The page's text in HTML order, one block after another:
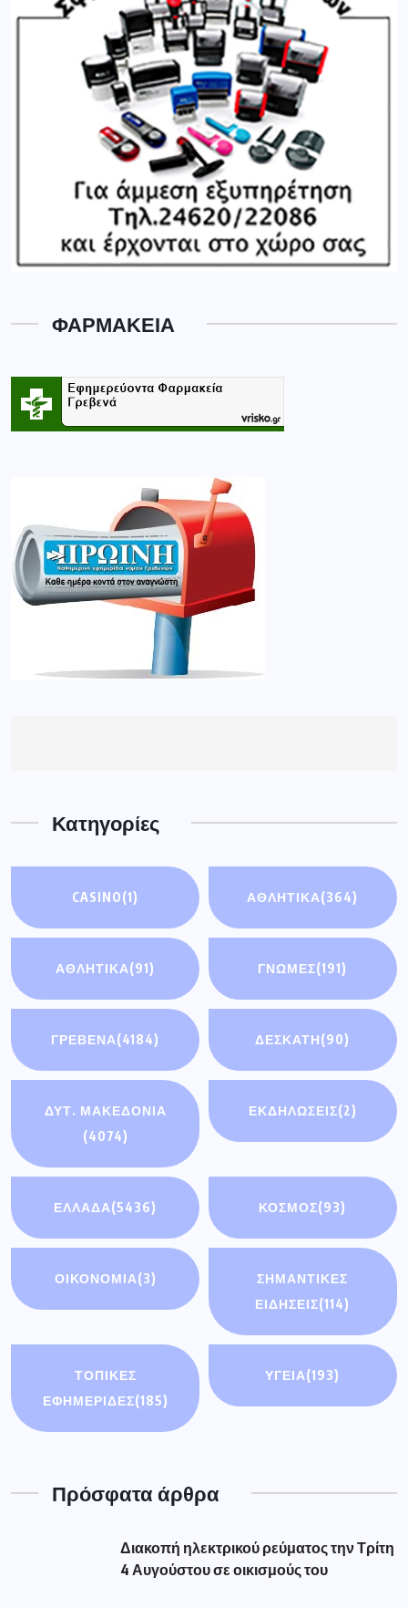
ΦΑΡΜΑΚΕΙΑ
Κατηγορίες
CASINO(1) ΑΘΛΗΤΙΚΑ(364)
ΑΘΛΗΤΙΚΆ(91) ΓΝΩΜΕΣ(191)
ΓΡΕΒΕΝΑ(4184) ΔΕΣΚΑΤΗ(90)
ΔΥΤ. ΜΑΚΕΔΟΝΙΑ
(4074)
ΕΚΔΗΛΩΣΕΙΣ(2)
ΕΛΛΑΔΑ(5436) ΚΟΣΜΟΣ(93)
ΟΙΚΟΝΟΜΊΑ(3)
ΣΗΜΑΝΤΙΚΈΣ
ΕΙΔΉΣΕΙΣ(114)
ΤΟΠΙΚΕΣ
ΕΦΗΜΕΡΙΔΕΣ(185)
ΥΓΕΙΑ(193)
Πρόσφατα άρθρα
Διακοπή ηλεκτρικού ρεύματος την Τρίτη
4 Αυγούστου σε οικισμούς του